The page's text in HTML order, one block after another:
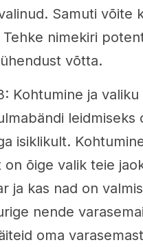
Samuti võite
nimekiri
võtta.
Kohtumine ja
isiklikult.
on õige valik teie
ja kas nad on
nende
oma